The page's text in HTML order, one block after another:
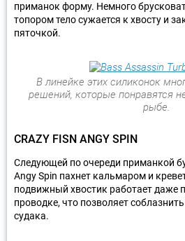
приманок форму. Немного
топором тело сужается к хвосту и
пяточкой.
В линейке этих силиконок
решений, которые понравятся
рыбе.
CRAZY FISN ANGY SPIN
Следующей по очереди приманкой
Angy Spin пахнет кальмаром и
подвижный хвостик работает даже
проводке, что позволяет
судака.